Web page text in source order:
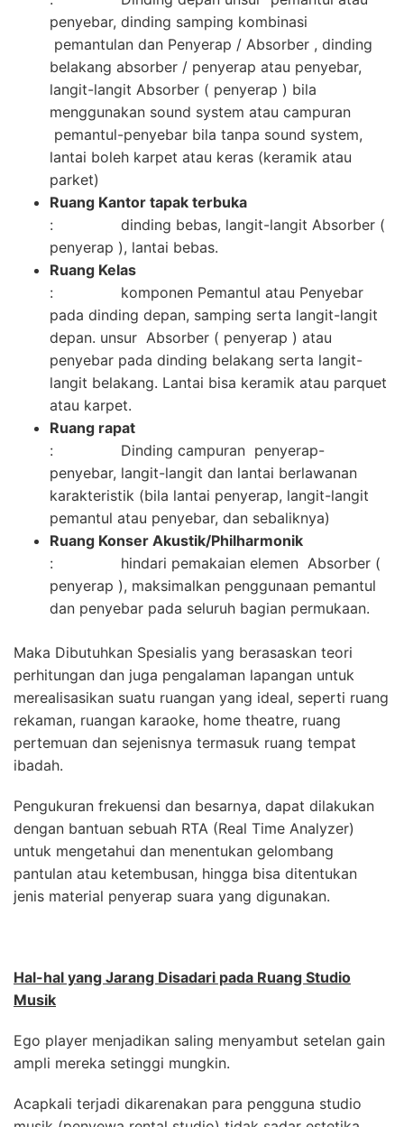
penyebar, dinding samping kombinasi
pemantulan dan Penyerap / Absorber , dinding
belakang absorber / penyerap atau penyebar,
langit-langit Absorber ( penyerap ) bila
menggunakan sound system atau campuran
pemantul-penyebar bila tanpa sound system,
lantai boleh karpet atau keras (keramik atau
parket)
Ruang Kantor tapak terbuka
: dinding bebas, langit-langit Absorber (
penyerap ), lantai bebas.
Ruang Kelas
: komponen Pemantul atau Penyebar
pada dinding depan, samping serta langit-langit
depan. unsur Absorber ( penyerap ) atau
penyebar pada dinding belakang serta langit-
langit belakang. Lantai bisa keramik atau parquet
atau karpet.
Ruang rapat
: Dinding campuran penyerap-
penyebar, langit-langit dan lantai berlawanan
karakteristik (bila lantai penyerap, langit-langit
pemantul atau penyebar, dan sebaliknya)
Ruang Konser Akustik/Philharmonik
: hindari pemakaian elemen Absorber (
penyerap ), maksimalkan penggunaan pemantul
dan penyebar pada seluruh bagian permukaan.
Maka Dibutuhkan Spesialis yang berasaskan teori
perhitungan dan juga pengalaman lapangan untuk
merealisasikan suatu ruangan yang ideal, seperti ruang
rekaman, ruangan karaoke, home theatre, ruang
pertemuan dan sejenisnya termasuk ruang tempat
ibadah.
Pengukuran frekuensi dan besarnya, dapat dilakukan
dengan bantuan sebuah RTA (Real Time Analyzer)
untuk mengetahui dan menentukan gelombang
pantulan atau ketembusan, hingga bisa ditentukan
jenis material penyerap suara yang digunakan.
Hal-hal yang Jarang Disadari pada Ruang Studio
Musik
Ego player menjadikan saling menyambut setelan gain
ampli mereka setinggi mungkin.
Acapkali terjadi dikarenakan para pengguna studio